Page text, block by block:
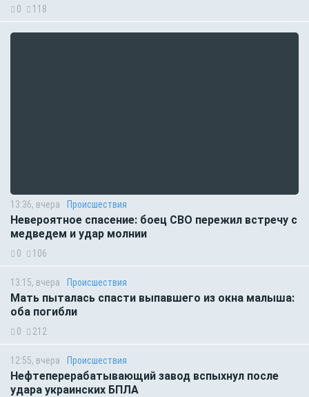
0 118
13:36, вчера Происшествия
Невероятное спасение: боец СВО пережил встречу с
медведем и удар молнии
0 106
13:15, вчера Происшествия
Мать пыталась спасти выпавшего из окна малыша:
оба погибли
0 212
12:55, вчера Происшествия
Нефтеперерабатывающий завод вспыхнул после
удара украинских БПЛА